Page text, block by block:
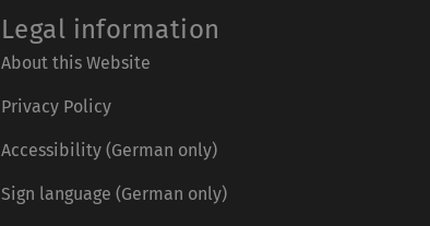
Legal information
About this Website
Privacy Policy
Accessibility (German only)
Sign language (German only)